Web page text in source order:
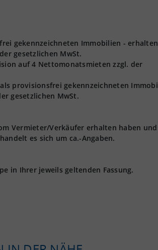
gekennzeichneten Immobilien -
gesetzlichen MwSt.
auf 4 Nettomonatsmieten zzgl. der
provisionsfrei gekennzeichneten
gesetzlichen MwSt.
Vermieter/Verkäufer erhalten haben und
es sich um ca.-Angaben.
in Ihrer jeweils geltenden Fassung.